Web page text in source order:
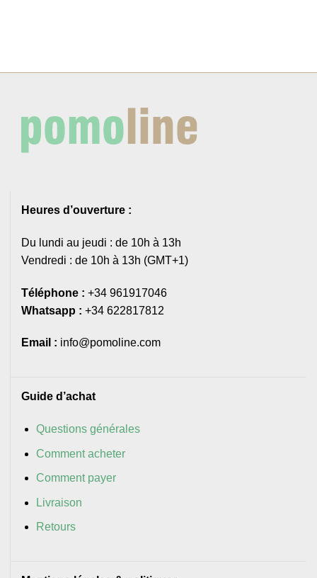
Heures d’ouverture :
Du lundi au jeudi : de 10h à 13h
Vendredi : de 10h à 13h (GMT+1)
Téléphone : +34 961917046
Whatsapp : +34 622817812
Email : info@pomoline.com
Guide d’achat
Questions générales
Comment acheter
Comment payer
Livraison
Retours